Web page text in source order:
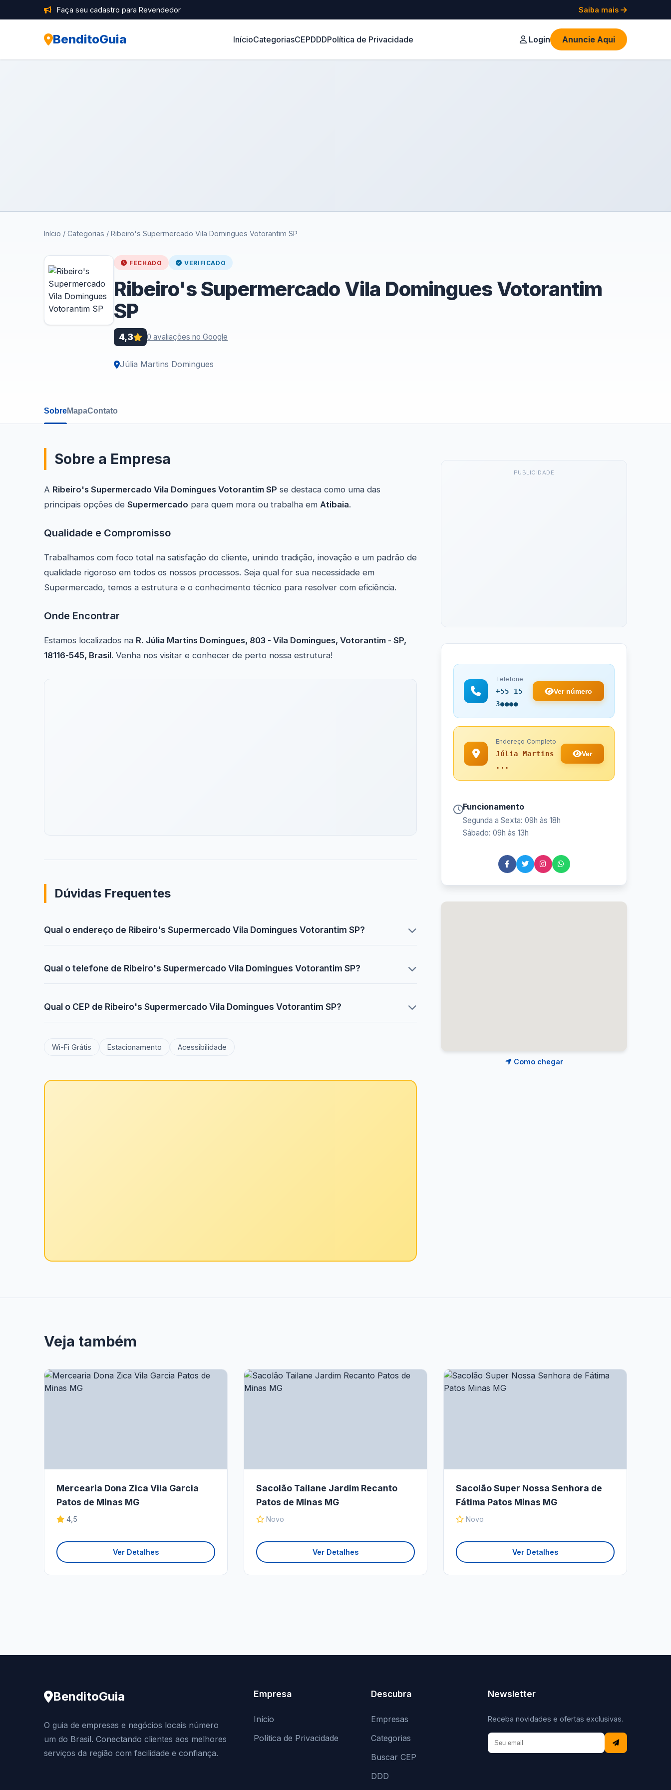
Faça seu cadastro para Revendedor Saiba mais
BenditoGuia InícioCategoriasCEPDDDPolítica de Privacidade Login Anuncie Aqui
Início / Categorias / Ribeiro's Supermercado Vila Domingues Votorantim SP
FECHADO VERIFICADO
Ribeiro's Supermercado Vila Domingues Votorantim
SP
4,3 0 avaliações no Google
Júlia Martins Domingues
SobreMapaContato
Sobre a Empresa
A Ribeiro's Supermercado Vila Domingues Votorantim SP se destaca como uma das
principais opções de Supermercado para quem mora ou trabalha em Atibaia.
Qualidade e Compromisso
Trabalhamos com foco total na satisfação do cliente, unindo tradição, inovação e um padrão de
qualidade rigoroso em todos os nossos processos. Seja qual for sua necessidade em
Supermercado, temos a estrutura e o conhecimento técnico para resolver com eficiência.
Onde Encontrar
Estamos localizados na R. Júlia Martins Domingues, 803 - Vila Domingues, Votorantim - SP,
18116-545, Brasil. Venha nos visitar e conhecer de perto nossa estrutura!
Dúvidas Frequentes
Qual o endereço de Ribeiro's Supermercado Vila Domingues Votorantim SP?
Qual o telefone de Ribeiro's Supermercado Vila Domingues Votorantim SP?
Qual o CEP de Ribeiro's Supermercado Vila Domingues Votorantim SP?
Wi-Fi Grátis Estacionamento Acessibilidade
PUBLICIDADE
Telefone
+55 15
3●●●●
Ver número
Endereço Completo
Júlia Martins
...
Ver
Funcionamento
Segunda a Sexta: 09h às 18h
Sábado: 09h às 13h
Como chegar
Veja também
Mercearia Dona Zica Vila Garcia
Patos de Minas MG
4,5
Ver Detalhes
Sacolão Tailane Jardim Recanto
Patos de Minas MG
Novo
Ver Detalhes
Sacolão Super Nossa Senhora de
Fátima Patos Minas MG
Novo
Ver Detalhes
BenditoGuia
O guia de empresas e negócios locais número
um do Brasil. Conectando clientes aos melhores
serviços da região com facilidade e confiança.
Empresa
Início
Política de Privacidade
Descubra
Empresas
Categorias
Buscar CEP
DDD
Newsletter
Receba novidades e ofertas exclusivas.